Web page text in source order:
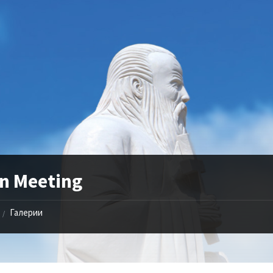
Meeting
/ Галерии